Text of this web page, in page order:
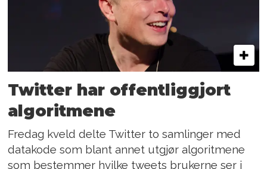
Twitter har offentliggjort
algoritmene
Fredag kveld delte Twitter to samlinger med
datakode som blant annet utgjør algoritmene
som bestemmer hvilke tweets brukerne ser i